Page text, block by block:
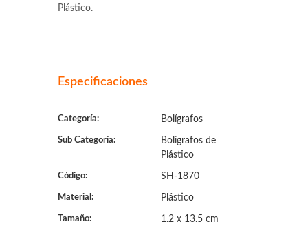
Plástico.
Especificaciones
Categoría: Bolígrafos
Sub Categoría:
Bolígrafos de
Plástico
Código: SH-1870
Material: Plástico
Tamaño: 1.2 x 13.5 cm